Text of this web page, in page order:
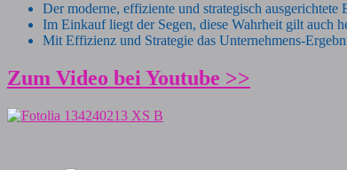
Der moderne, effiziente und strategisch
Im Einkauf liegt der Segen, diese Wahrheit gilt auch
Mit Effizienz und Strategie das Unternehmens-
Zum Video bei Youtube >>